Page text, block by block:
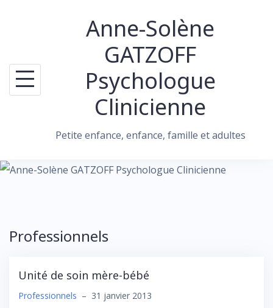
Anne-Solène
GATZOFF
Psychologue
Clinicienne
Petite enfance, enfance, famille et adultes
Professionnels
Unité de soin mère-bébé
Professionnels – 31 janvier 2013